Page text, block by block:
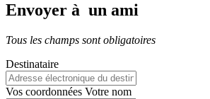
Envoyer à un ami
Tous les champs sont obligatoires
Destinataire
Vos coordonnées Votre nom